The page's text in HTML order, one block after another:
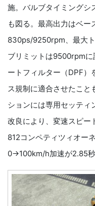
施。バルブタイミングシ
も図る。最高出力はベ
830ps/9250rpm、最大
ブリミットは9500rpmに
ートフィルター（DPF）
ス規制に適合させたこと
ションには専用セッテ
改良により、変速スピー
812コンペティツィオー
0→100km/h加速が2.85秒